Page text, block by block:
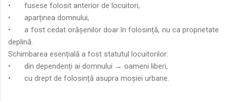
•
fusese folosit anterior de locuitori,
•
aparținea domnului,
•
a fost cedat orășenilor doar în folosință, nu ca proprietate
deplină.
Schimbarea esențială a fost statutul locuitorilor:
•
din dependenți ai domnului → oameni liberi,
•
cu drept de folosință asupra moșiei urbane.